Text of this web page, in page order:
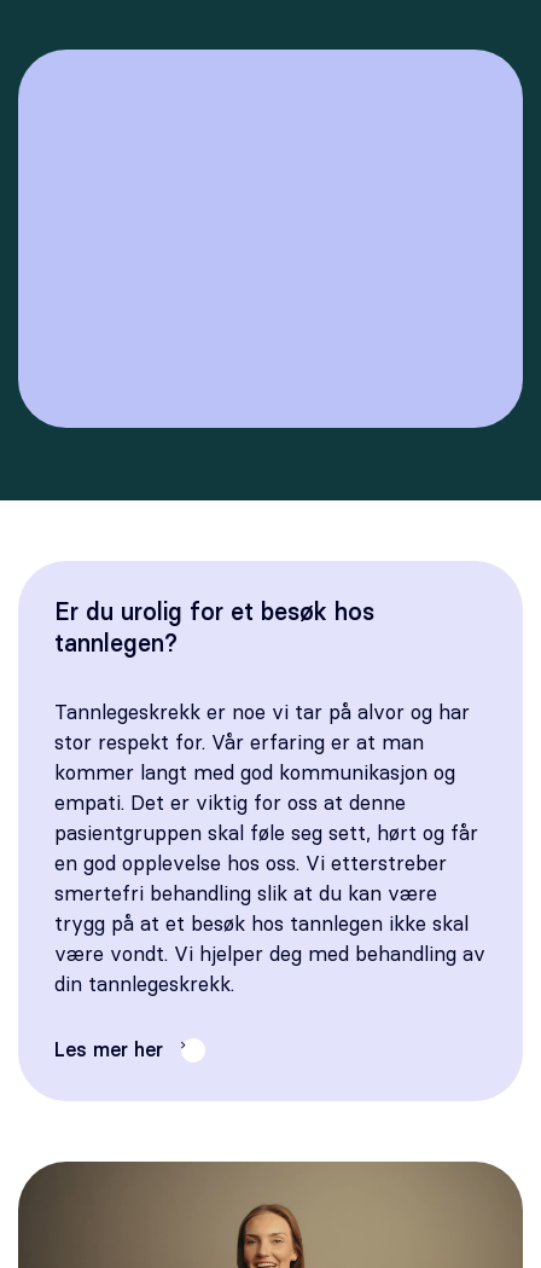
Er du urolig for et besøk hos
tannlegen?
Tannlegeskrekk er noe vi tar på alvor og har
stor respekt for. Vår erfaring er at man
kommer langt med god kommunikasjon og
empati. Det er viktig for oss at denne
pasientgruppen skal føle seg sett, hørt og får
en god opplevelse hos oss. Vi etterstreber
smertefri behandling slik at du kan være
trygg på at et besøk hos tannlegen ikke skal
være vondt. Vi hjelper deg med behandling av
din tannlegeskrekk.
Les mer her